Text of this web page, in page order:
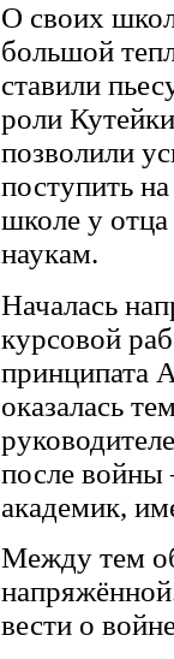
О своих
большой
ставили
роли
позволили
поступить
школе у
наукам.
Началась
курсовой
принципата
оказалась
после войны
академик,
Между тем
вести о